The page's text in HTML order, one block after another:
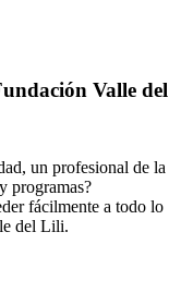
Valle del
un profesional de la
programas?
fácilmente a todo lo
del Lili.